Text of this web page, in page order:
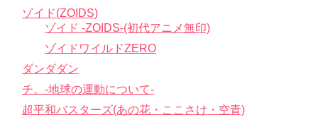
ゾイド(ZOIDS)
ゾイド -ZOIDS-(初代アニメ無印)
ゾイドワイルドZERO
ダンダダン
チ。-地球の運動について-
超平和バスターズ(あの花・ここさけ・空青)